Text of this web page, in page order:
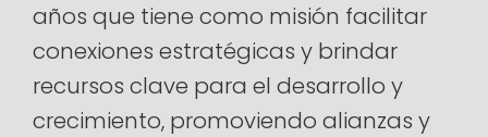
años que tiene como misión facilitar
conexiones estratégicas y brindar
recursos clave para el desarrollo y
crecimiento, promoviendo alianzas y